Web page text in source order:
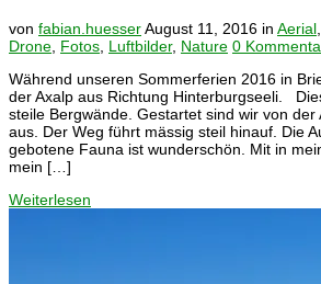
von fabian.huesserAugust 11, 2016 in Aerial,
Drone, Fotos, Luftbilder, Nature 0
Während unseren Sommerferien 2016 in
der Axalp aus Richtung Hinterburgseeli.
steile Bergwände. Gestartet sind wir von der
aus. Der Weg führt mässig steil hinauf. Die
gebotene Fauna ist wunderschön. Mit in
mein […]
Weiterlesen